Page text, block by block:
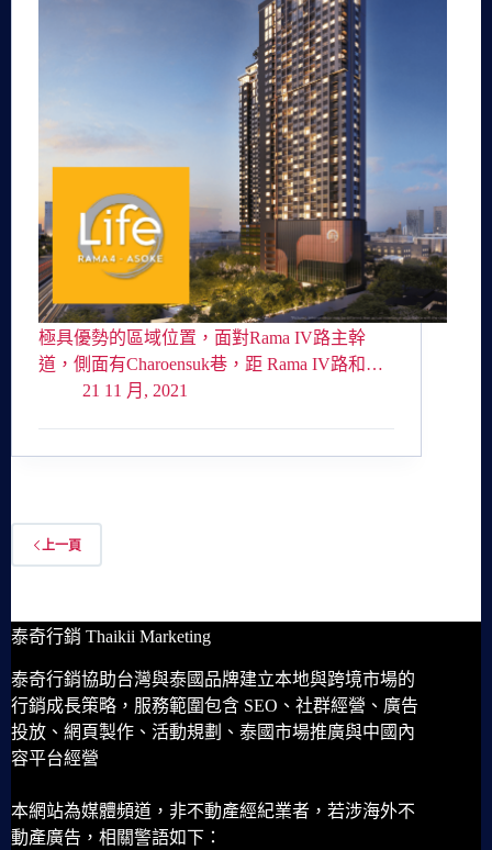
極具優勢的區域位置，面對Rama IV路主幹
道，側面有Charoensuk巷，距 Rama IV路和…
21 11 月, 2021
上一頁
泰奇行銷 Thaikii Marketing
泰奇行銷協助台灣與泰國品牌建立本地與跨境市場的
行銷成長策略，服務範圍包含 SEO、社群經營、廣告
投放、網頁製作、活動規劃、泰國市場推廣與中國內
容平台經營
本網站為媒體頻道，非不動產經紀業者，若涉海外不
動產廣告，相關警語如下：